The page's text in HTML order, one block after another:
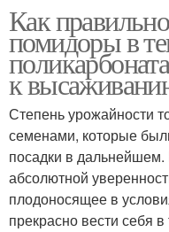
Как
помидоры в
к
Степень урожайности
семенами, которые
посадки в дальнейшем.
абсолютной
плодоносящее в
прекрасно вести себя